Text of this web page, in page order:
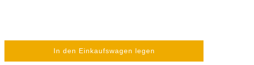
In den Einkaufswagen legen